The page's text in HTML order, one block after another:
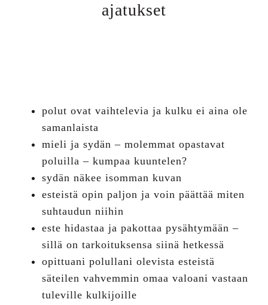
ajatukset
polut ovat vaihtelevia ja kulku ei aina ole
samanlaista
mieli ja sydän – molemmat opastavat
poluilla – kumpaa kuuntelen?
sydän näkee isomman kuvan
esteistä opin paljon ja voin päättää miten
suhtaudun niihin
este hidastaa ja pakottaa pysähtymään –
sillä on tarkoituksensa siinä hetkessä
opittuani polullani olevista esteistä
säteilen vahvemmin omaa valoani vastaan
tuleville kulkijoille